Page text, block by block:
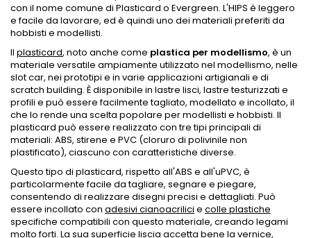
con il nome comune di Plasticard o Evergreen. L'HIPS è leggero
e facile da lavorare, ed è quindi uno dei materiali preferiti da
hobbisti e modellisti.
Il plasticard, noto anche come plastica per modellismo, è un
materiale versatile ampiamente utilizzato nel modellismo, nelle
slot car, nei prototipi e in varie applicazioni artigianali e di
scratch building. È disponibile in lastre lisci, lastre testurizzati e
profili e può essere facilmente tagliato, modellato e incollato, il
che lo rende una scelta popolare per modellisti e hobbisti. Il
plasticard può essere realizzato con tre tipi principali di
materiali: ABS, stirene e PVC (cloruro di polivinile non
plastificato), ciascuno con caratteristiche diverse.
Questo tipo di plasticard, rispetto all'ABS e all'uPVC, è
particolarmente facile da tagliare, segnare e piegare,
consentendo di realizzare disegni precisi e dettagliati. Può
essere incollato con adesivi cianoacrilici e colle plastiche
specifiche compatibili con questo materiale, creando legami
molto forti. La sua superficie liscia accetta bene la vernice,